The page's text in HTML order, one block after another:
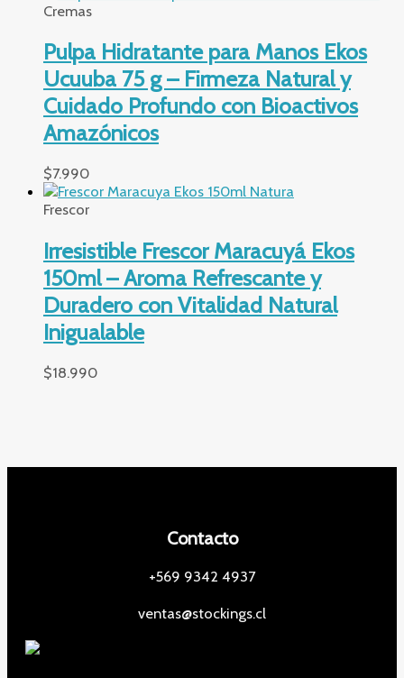
Cremas
Pulpa Hidratante para Manos Ekos
Ucuuba 75 g – Firmeza Natural y
Cuidado Profundo con Bioactivos
Amazónicos
$7.990
Frescor
Irresistible Frescor Maracuyá Ekos
150ml – Aroma Refrescante y
Duradero con Vitalidad Natural
Inigualable
$18.990
Contacto
+569 9342 4937
ventas@stockings.cl